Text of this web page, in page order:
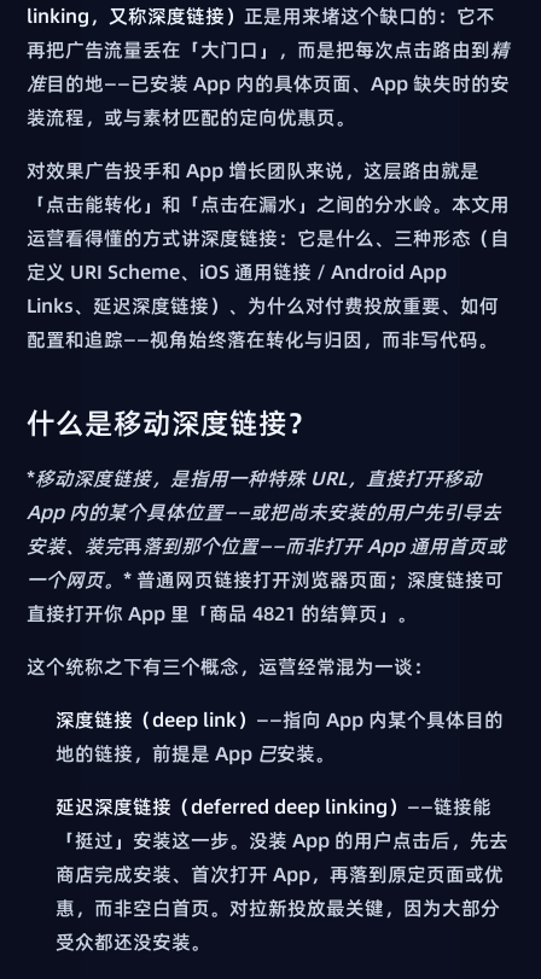
linking，又称深度链接）正是用来堵这个缺口的：它不
再把广告流量丢在「大门口」，而是把每次点击路由到精
准目的地——已安装 App 内的具体页面、App 缺失时的安
装流程，或与素材匹配的定向优惠页。
对效果广告投手和 App 增长团队来说，这层路由就是
「点击能转化」和「点击在漏水」之间的分水岭。本文用
运营看得懂的方式讲深度链接：它是什么、三种形态（自
定义 URI Scheme、iOS 通用链接 / Android App
Links、延迟深度链接）、为什么对付费投放重要、如何
配置和追踪——视角始终落在转化与归因，而非写代码。
什么是移动深度链接？
*移动深度链接，是指用一种特殊 URL，直接打开移动
App 内的某个具体位置——或把尚未安装的用户先引导去
安装、装完再落到那个位置——而非打开 App 通用首页或
一个网页。* 普通网页链接打开浏览器页面；深度链接可
直接打开你 App 里「商品 4821 的结算页」。
这个统称之下有三个概念，运营经常混为一谈：
深度链接（deep link） ——指向 App 内某个具体目的
地的链接，前提是 App 已安装。
延迟深度链接（deferred deep linking） ——链接能
「挺过」安装这一步。没装 App 的用户点击后，先去
商店完成安装、首次打开 App，再落到原定页面或优
惠，而非空白首页。对拉新投放最关键，因为大部分
受众都还没安装。